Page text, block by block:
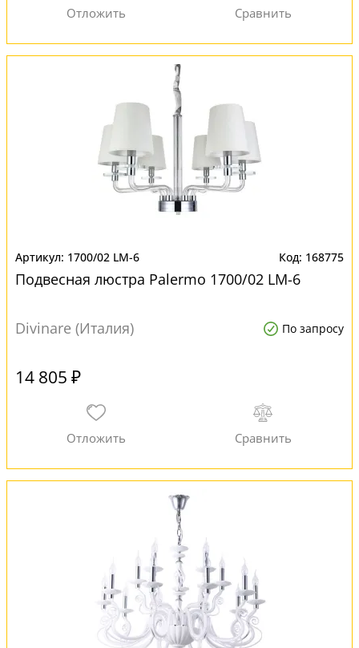
1700/02 LM-6 168775
Подвесная люстра Palermo 1700/02 LM-6
Divinare (Италия) По запросу
14 805 ₽